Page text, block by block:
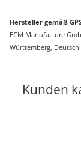
Hersteller gemäß
ECM Manufacture
Württemberg,
Kunden